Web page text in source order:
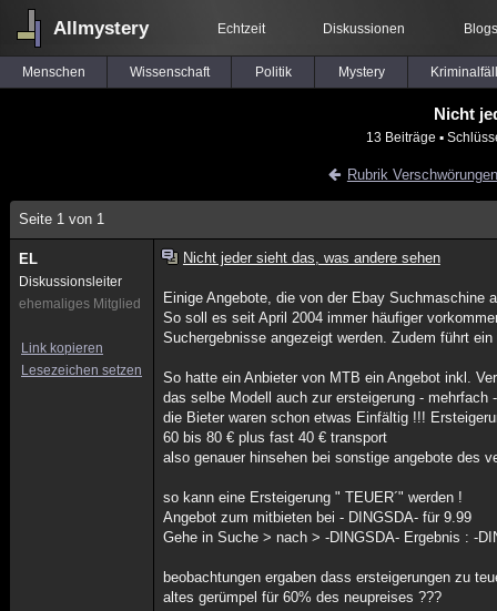
Allmystery Echtzeit Diskussionen Blogs
Menschen Wissenschaft Politik Mystery
Nicht
13 Beiträge ▪
Rubrik Verschwörungen
Seite 1 von 1
EL
Diskussionsleiter
ehemaliges Mitglied
Link kopieren
Lesezeichen setzen
Nicht jeder sieht das, was andere sehen
Einige Angebote, die von der Ebay Suchmaschine
So soll es seit April 2004 immer häufiger
Suchergebnisse angezeigt werden. Zudem führt
So hatte ein Anbieter von MTB ein Angebot inkl.
das selbe Modell auch zur ersteigerung - mehrfach -
die Bieter waren schon etwas Einfältig !!!
60 bis 80 € plus fast 40 € transport
also genauer hinsehen bei sonstige angebote des
so kann eine Ersteigerung " TEUER´" werden !
Angebot zum mitbieten bei - DINGSDA- für 9.99
Gehe in Suche > nach > -DINGSDA- Ergebnis : -
beobachtungen ergaben dass ersteigerungen zu
altes gerümpel für 60% des neupreises ???